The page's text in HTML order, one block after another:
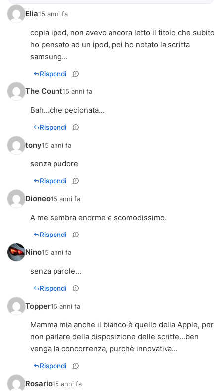
Elia15 anni fa
copia ipod, non avevo ancora letto il titolo che subito
ho pensato ad un ipod, poi ho notato la scritta
samsung...
Rispondi
The Count15 anni fa
Bah...che pecionata...
Rispondi
tony15 anni fa
senza pudore
Rispondi
Dioneo15 anni fa
A me sembra enorme e scomodissimo.
Rispondi
Nino15 anni fa
senza parole...
Rispondi
Topper15 anni fa
Mamma mia anche il bianco è quello della Apple, per
non parlare della disposizione delle scritte...ben
venga la concorrenza, purchè innovativa...
Rispondi
Rosario15 anni fa